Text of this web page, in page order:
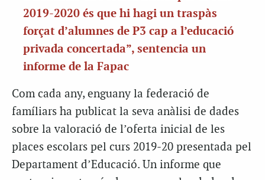
2019-2020 és que hi hagi un traspàs
forçat d’alumnes de P3 cap a l’educació
privada concertada”, sentencia un
informe de la Fapac
Com cada any, enguany la federació de
famíliars ha publicat la seva anàlisi de dades
sobre la valoració de l’oferta inicial de les
places escolars pel curs 2019-20 presentada pel
Departament d’Educació. Un informe que